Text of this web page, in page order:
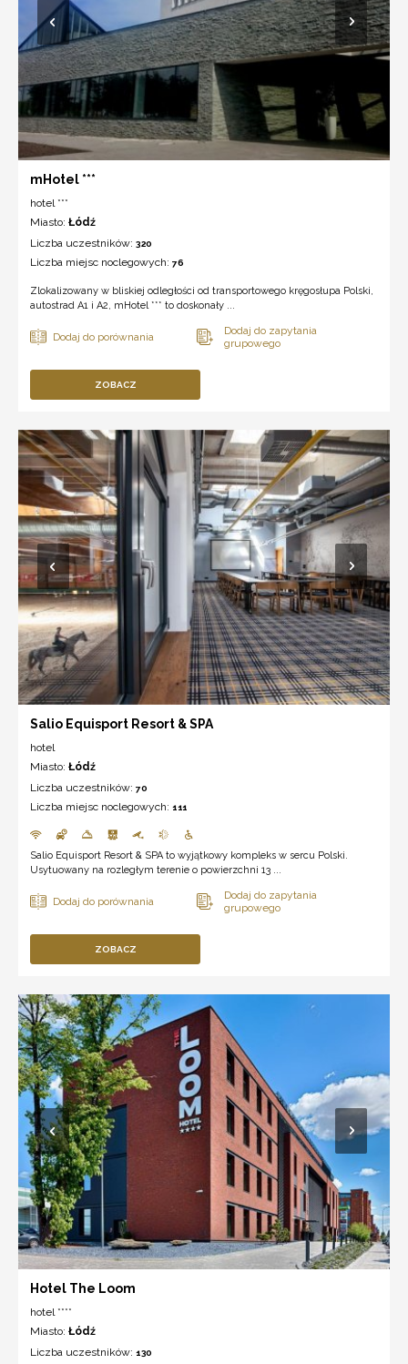
mHotel ***
hotel ***
Miasto: Łódź
Liczba uczestników: 320
Liczba miejsc noclegowych: 76
Zlokalizowany w bliskiej odległości od transportowego kręgosłupa Polski,
autostrad A1 i A2, mHotel *** to doskonały ...
ZOBACZ
Salio Equisport Resort & SPA
hotel
Miasto: Łódź
Liczba uczestników: 70
Liczba miejsc noclegowych: 111
Salio Equisport Resort & SPA to wyjątkowy kompleks w sercu Polski.
Usytuowany na rozległym terenie o powierzchni 13 ...
ZOBACZ
Hotel The Loom
hotel ****
Miasto: Łódź
Liczba uczestników: 130